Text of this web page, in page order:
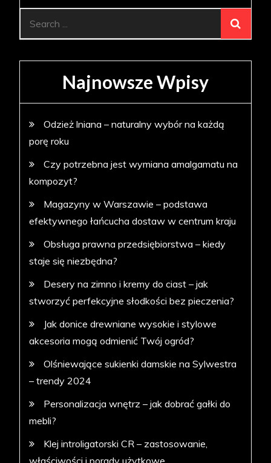
Najnowsze Wpisy
Odzież lniana – naturalny wybór na każdą
porę roku
Czy potrzebna jest wymiana amalgamatu na
kompozyt?
Magazyny w Warszawie – podstawa
efektywnego łańcucha dostaw w centrum kraju
Obsługa prawna przedsiębiorstwa – kiedy
staje się niezbędna?
Desery na zimno i kremy do ciast – jak
stworzyć perfekcyjne słodkości bez pieczenia?
Jak donice drewniane wysokie i stylowe
akcesoria mogą odmienić Twój ogród?
Olśniewające sukienki damskie na Sylwestra
– trendy 2024
Personalizacja wnętrz – jak dobrać gałki do
mebli?
Klej introligatorski CR – zastosowanie,
właściwości i porady użytkowe